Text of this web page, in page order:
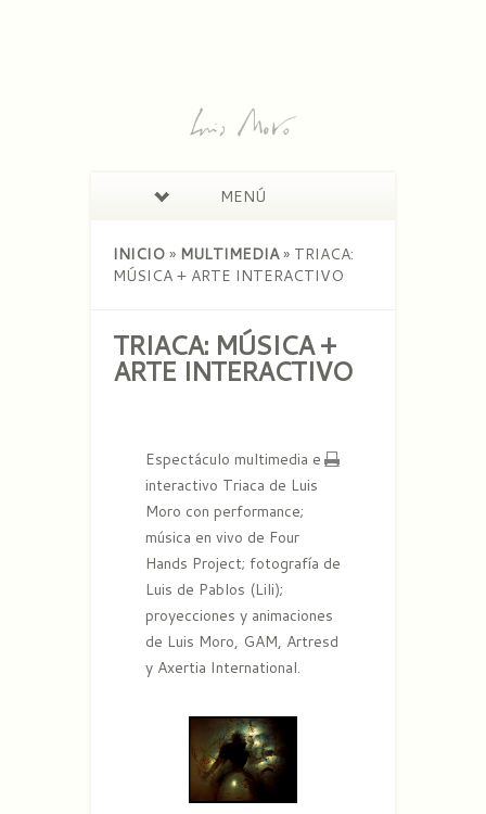
MENÚ
INICIO » MULTIMEDIA » TRIACA:
MÚSICA + ARTE INTERACTIVO
TRIACA: MÚSICA +
ARTE INTERACTIVO
Espectáculo multimedia e
interactivo Triaca de Luis
Moro con performance;
música en vivo de Four
Hands Project; fotografía de
Luis de Pablos (Lili);
proyecciones y animaciones
de Luis Moro, GAM, Artresd
y Axertia International.